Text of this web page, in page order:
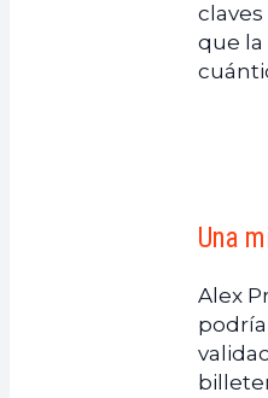
que la
Una
Alex